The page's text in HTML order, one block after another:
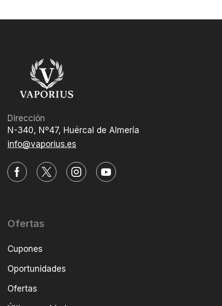
Dirección
N-340, Nº47, Huércal de Almería
info@vaporius.es
Ofertas
Cupones
Oportunidades
Ofertas